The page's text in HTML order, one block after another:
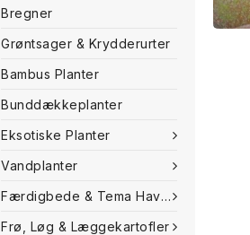
Bregner
Grøntsager & Krydderurter
Bambus Planter
Bunddækkeplanter
Eksotiske Planter
Vandplanter
Færdigbede & Tema Haven
Frø, Løg & Læggekartofler